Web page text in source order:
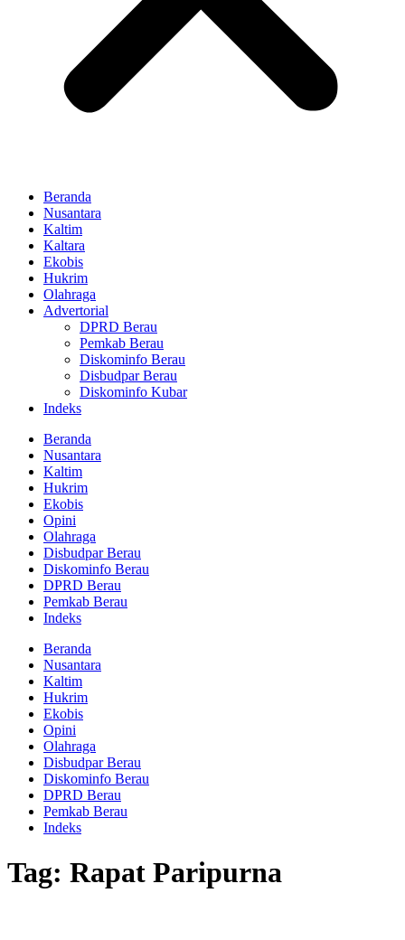
Beranda
Nusantara
Kaltim
Kaltara
Ekobis
Hukrim
Olahraga
Advertorial
DPRD Berau
Pemkab Berau
Diskominfo Berau
Disbudpar Berau
Diskominfo Kubar
Indeks
Beranda
Nusantara
Kaltim
Hukrim
Ekobis
Opini
Olahraga
Disbudpar Berau
Diskominfo Berau
DPRD Berau
Pemkab Berau
Indeks
Beranda
Nusantara
Kaltim
Hukrim
Ekobis
Opini
Olahraga
Disbudpar Berau
Diskominfo Berau
DPRD Berau
Pemkab Berau
Indeks
Tag: Rapat Paripurna